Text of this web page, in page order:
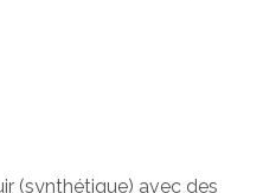
(synthétique) avec des